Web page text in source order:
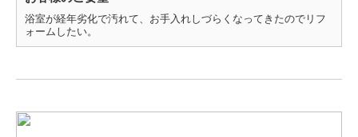
浴室が経年劣化で汚れて、お手入れしづらくなってきたのでリフ
ォームしたい。